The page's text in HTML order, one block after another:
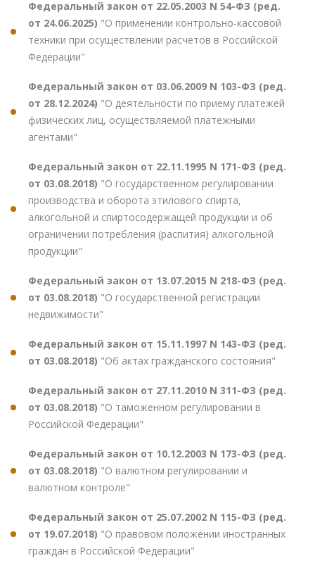
Федеральный закон от 22.05.2003 N 54-ФЗ (ред.
от 24.06.2025) "О применении контрольно-кассовой
техники при осуществлении расчетов в Российской
Федерации"
Федеральный закон от 03.06.2009 N 103-ФЗ (ред.
от 28.12.2024) "О деятельности по приему платежей
физических лиц, осуществляемой платежными
агентами"
Федеральный закон от 22.11.1995 N 171-ФЗ (ред.
от 03.08.2018) "О государственном регулировании
производства и оборота этилового спирта,
алкогольной и спиртосодержащей продукции и об
ограничении потребления (распития) алкогольной
продукции"
Федеральный закон от 13.07.2015 N 218-ФЗ (ред.
от 03.08.2018) "О государственной регистрации
недвижимости"
Федеральный закон от 15.11.1997 N 143-ФЗ (ред.
от 03.08.2018) "Об актах гражданского состояния"
Федеральный закон от 27.11.2010 N 311-ФЗ (ред.
от 03.08.2018) "О таможенном регулировании в
Российской Федерации"
Федеральный закон от 10.12.2003 N 173-ФЗ (ред.
от 03.08.2018) "О валютном регулировании и
валютном контроле"
Федеральный закон от 25.07.2002 N 115-ФЗ (ред.
от 19.07.2018) "О правовом положении иностранных
граждан в Российской Федерации"